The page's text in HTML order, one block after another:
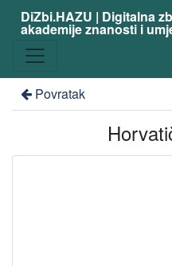
DiZbi.HAZU | Digitalna
akademije znanosti i
Povratak